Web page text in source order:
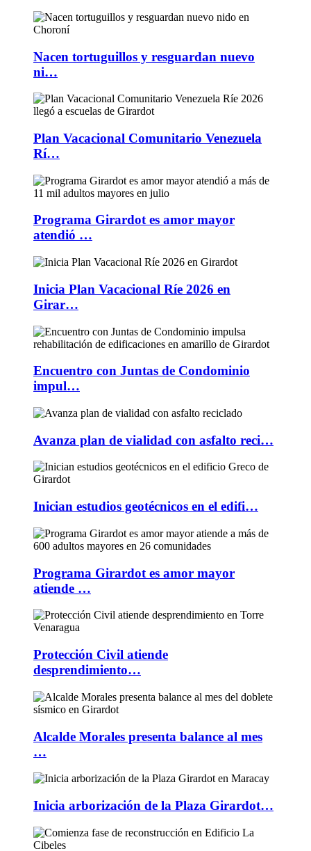
Nacen tortuguillos y resguardan nuevo
ni…
Plan Vacacional Comunitario Venezuela
Rí…
Programa Girardot es amor mayor
atendió …
Inicia Plan Vacacional Ríe 2026 en
Girar…
Encuentro con Juntas de Condominio
impul…
Avanza plan de vialidad con asfalto reci…
Inician estudios geotécnicos en el edifi…
Programa Girardot es amor mayor
atiende …
Protección Civil atiende
desprendimiento…
Alcalde Morales presenta balance al mes
…
Inicia arborización de la Plaza Girardot…